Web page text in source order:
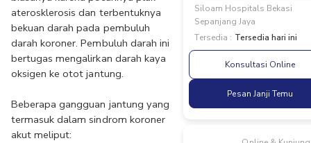
aterosklerosis dan terbentuknya
bekuan darah pada pembuluh
darah koroner. Pembuluh darah ini
bertugas mengalirkan darah kaya
oksigen ke otot jantung.
Beberapa gangguan jantung yang
termasuk dalam sindrom koroner
akut meliput:
Siloam Hospitals Bekasi
Sepanjang Jaya
Tersedia : Tersedia hari ini
Konsultasi Online
Pesan Janji Temu